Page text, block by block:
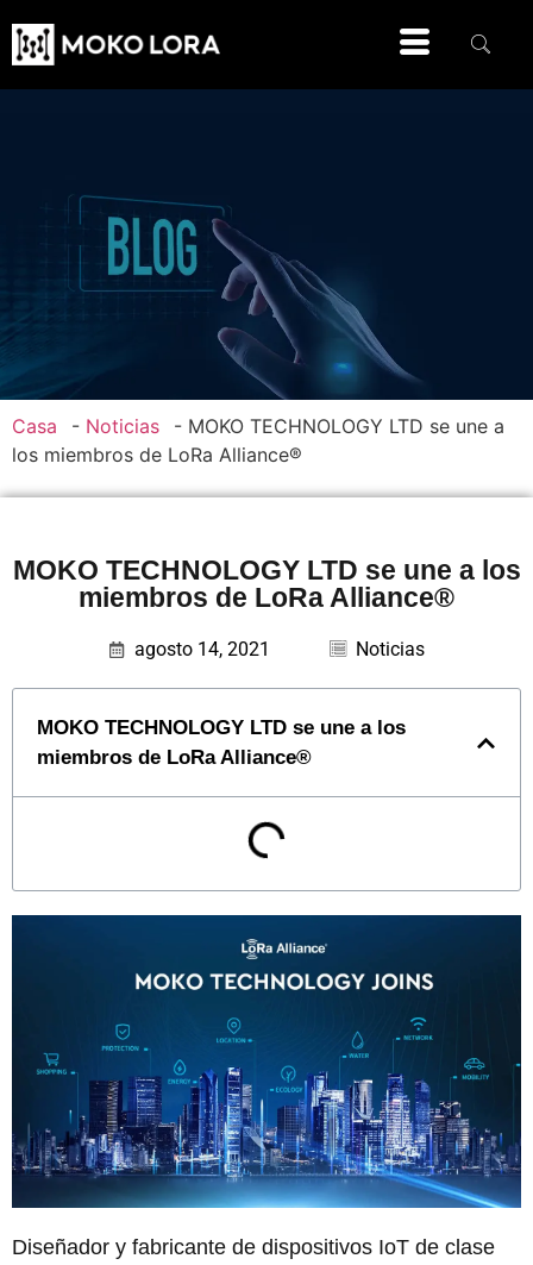
Casa - Noticias - MOKO TECHNOLOGY LTD se une a
los miembros de LoRa Alliance®
MOKO TECHNOLOGY LTD se une a los
miembros de LoRa Alliance®
agosto 14, 2021 Noticias
MOKO TECHNOLOGY LTD se une a los
miembros de LoRa Alliance®
Diseñador y fabricante de dispositivos IoT de clase